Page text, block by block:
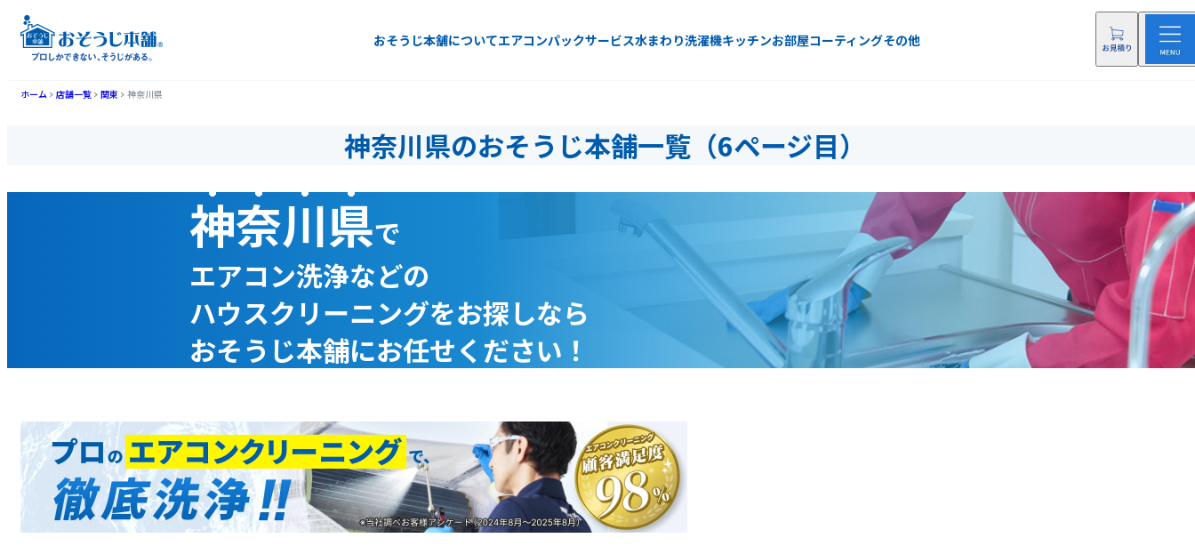
おそうじ本舗についてエアコンパックサービス水まわり洗濯機キッチンお部屋コーティングその他
ホーム 店舗一覧 関東 神奈川県
神奈川県のおそうじ本舗一覧（6ページ目）
神奈川県で
エアコン洗浄などの
ハウスクリーニングをお探しなら
おそうじ本舗にお任せください！